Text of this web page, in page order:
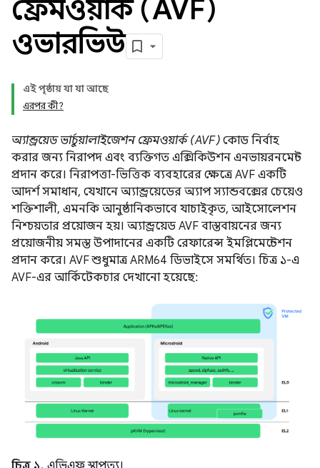
ফ্রেমওয়ার্ক (AVF)
ওভারভিউ
এই পৃষ্ঠায় যা যা আছে
এরপর কী?
অ্যান্ড্রয়েড ভার্চুয়ালাইজেশন ফ্রেমওয়ার্ক (AVF) কোড নির্বাহ
করার জন্য নিরাপদ এবং ব্যক্তিগত এক্সিকিউশন এনভায়রনমেন্ট
প্রদান করে। নিরাপত্তা-ভিত্তিক ব্যবহারের ক্ষেত্রে AVF একটি
আদর্শ সমাধান, যেখানে অ্যান্ড্রয়েডের অ্যাপ স্যান্ডবক্সের চেয়েও
শক্তিশালী, এমনকি আনুষ্ঠানিকভাবে যাচাইকৃত, আইসোলেশন
নিশ্চয়তার প্রয়োজন হয়। অ্যান্ড্রয়েড AVF বাস্তবায়নের জন্য
প্রয়োজনীয় সমস্ত উপাদানের একটি রেফারেন্স ইমপ্লিমেন্টেশন
প্রদান করে। AVF শুধুমাত্র ARM64 ডিভাইসে সমর্থিত। চিত্র ১-এ
AVF-এর আর্কিটেকচার দেখানো হয়েছে: